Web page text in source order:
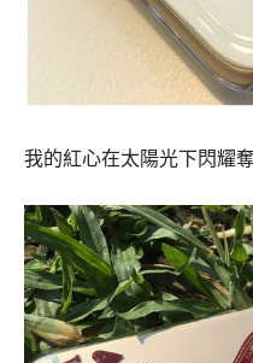
我的紅心在太陽光下閃耀